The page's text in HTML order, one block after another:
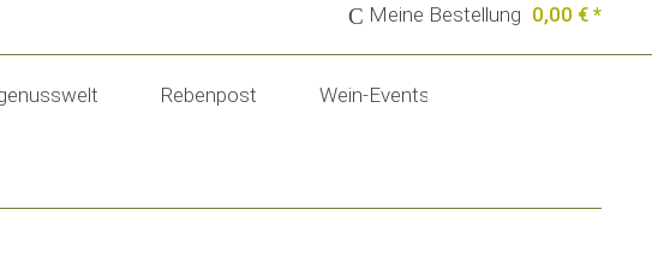
Meine Bestellung 0,00 € *
Rebenpost Wein-Events